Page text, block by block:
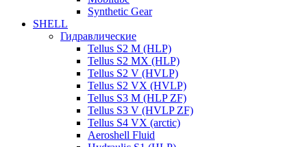
Synthetic Gear
SHELL
Гидравлические
Tellus S2 M (HLP)
Tellus S2 MХ (HLP)
Tellus S2 V (HVLP)
Tellus S2 VX (HVLP)
Tellus S3 M (HLP ZF)
Tellus S3 V (HVLP ZF)
Tellus S4 VX (arctic)
Aeroshell Fluid